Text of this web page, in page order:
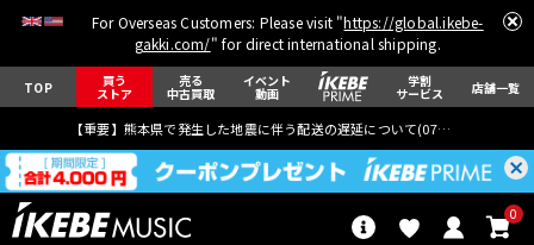
For Overseas Customers: Please visit "https://global.ikebe-
gakki.com/" for direct international shipping.
TOP 買う
ストア
売る
中古買取
イベント
動画
学割
サービス 店舗一覧
【重要】熊本県で発生した地震に伴う配送の遅延について(07月29日
0